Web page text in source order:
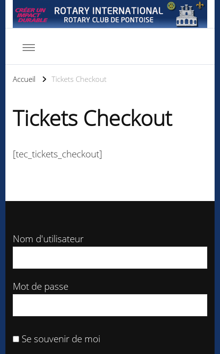
Accueil Tickets Checkout
Tickets Checkout
[tec_tickets_checkout]
Nom d'utilisateur
Mot de passe
Se souvenir de moi